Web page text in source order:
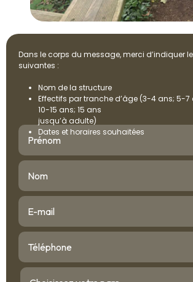
Dans le corps du message, merci d’indiquer
suivantes :
Nom de la structure
Effectifs par tranche d’âge (3-4 ans; 5-7
10-15 ans; 15 ans
jusqu’à adulte)
Dates et horaires souhaitées